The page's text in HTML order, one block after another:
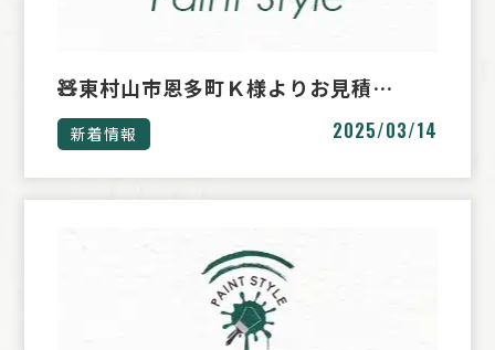
🧸東村山市恩多町Ｋ様よりお見積…
新着情報 2025/03/14